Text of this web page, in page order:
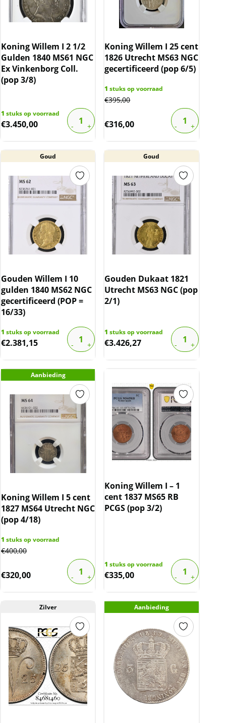
Koning Willem I 2 1/2
Gulden 1840 MS61 NGC
Ex Vinkenborg Coll.
(pop 3/8)
1 stuks op voorraad
€3.450,00
Koning Willem I 25 cent
1826 Utrecht MS63 NGC
gecertificeerd (pop 6/5)
1 stuks op voorraad
€395,00
€316,00
Goud
Gouden Willem I 10
gulden 1840 MS62 NGC
gecertificeerd (POP =
16/33)
1 stuks op voorraad
€2.381,15
Goud
Gouden Dukaat 1821
Utrecht MS63 NGC (pop
2/1)
1 stuks op voorraad
€3.426,27
Aanbieding
Koning Willem I 5 cent
1827 MS64 Utrecht NGC
(pop 4/18)
1 stuks op voorraad
€400,00
€320,00
Koning Willem I – 1
cent 1837 MS65 RB
PCGS (pop 3/2)
1 stuks op voorraad
€335,00
Zilver Aanbieding